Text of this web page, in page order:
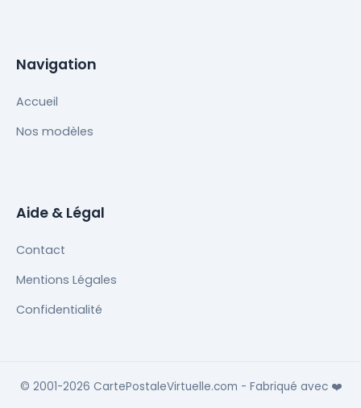
Navigation
Accueil
Nos modèles
Aide & Légal
Contact
Mentions Légales
Confidentialité
© 2001-2026 CartePostaleVirtuelle.com - Fabriqué avec ❤️